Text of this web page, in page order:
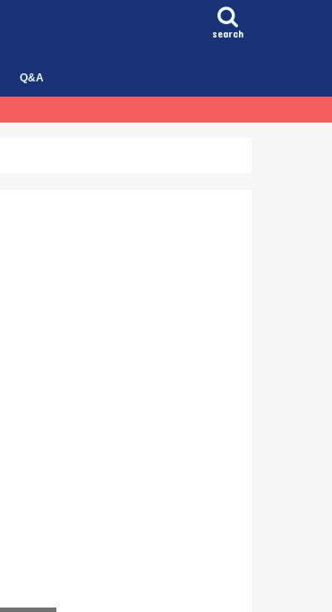
search
Q&A